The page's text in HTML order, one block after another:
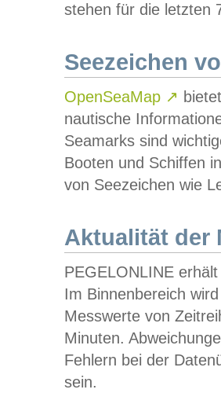
stehen für die letzten
Seezeichen
OpenSeaMap ↗
nautische
Seamarks sind
Booten und Schiffen
von Seezeichen wie
Aktualität der
PEGELONLINE
Im Binnenbereich
Messwerte von
Minuten.
Fehlern bei der
sein.